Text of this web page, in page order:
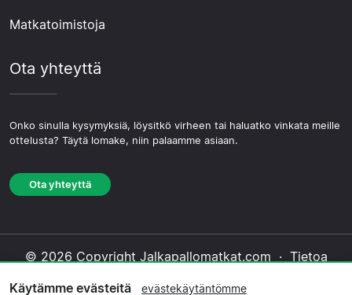
Matkatoimistoja
Ota yhteyttä
Onko sinulla kysymyksiä, löysitkö virheen tai haluatko vinkata meille
ottelusta? Täytä lomake, niin palaamme asiaan.
Ota yhteyttä
© 2026 Copyright Jalkapallomatkat.com · Tietoa
Käytämme evästeitä evästekäytäntömme